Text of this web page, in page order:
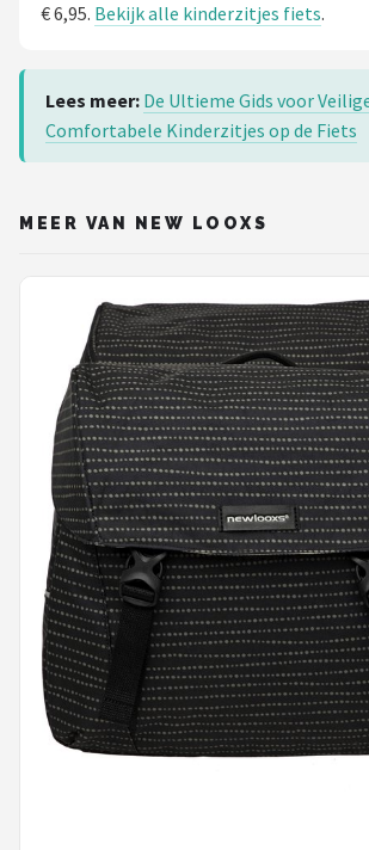
€ 6,95. Bekijk alle kinderzitjes fiets.
Lees meer: De Ultieme Gids voor
Comfortabele Kinderzitjes op de Fiets
MEER VAN NEW LOOXS